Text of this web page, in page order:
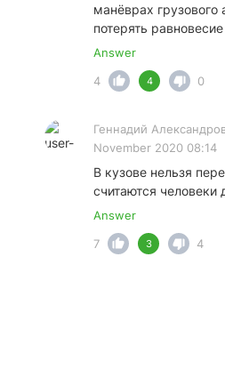
манёврах грузового
потерять
Answer
4
4 0
Геннадий
November 2020 08:14
В кузове нельзя
считаются человеки
Answer
7
3 4